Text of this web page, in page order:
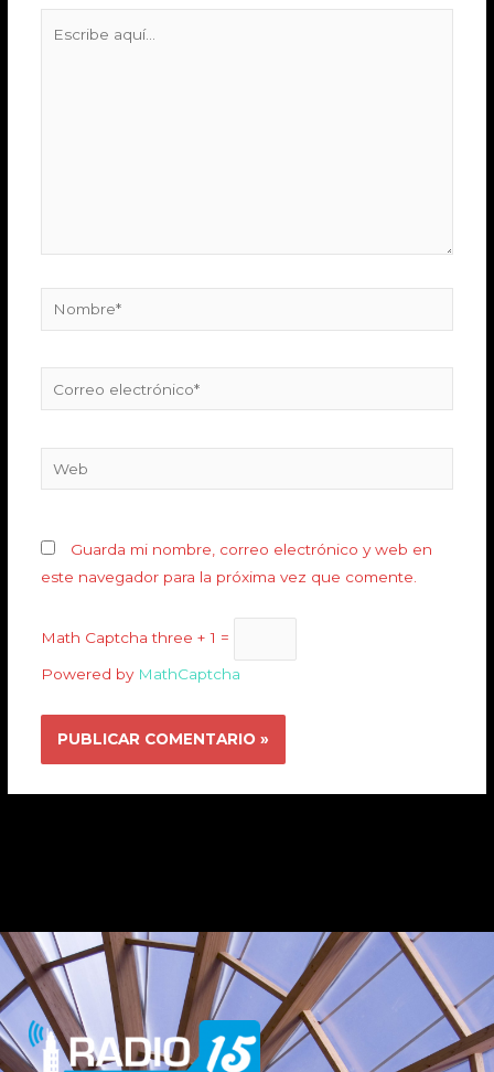
Guarda mi nombre, correo electrónico y web en
este navegador para la próxima vez que comente.
Math Captcha three + 1 =
Powered by MathCaptcha